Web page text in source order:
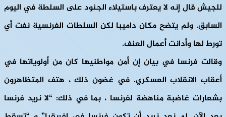
للجيش قال إنه لا يعترف باستيلاء الجنود على السلطة في اليوم
السابق. ولم يتضح مكان داميبا لكن السلطات الفرنسية نفت أي
تورط لها وأدانت أعمال العنف.
وقالت فرنسا في بيان إن أمن مواطنيها كان من أولوياتها في
أعقاب الانقلاب العسكري. في غضون ذلك ، هتف المتظاهرون
بشعارات غاضبة مناهضة لفرنسا ، بما في ذلك: “لا نريد فرنسا